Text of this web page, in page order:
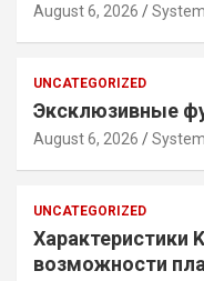
August 6, 2026
UNCATEGORIZED
Эксклюзивные
August 6, 2026
UNCATEGORIZED
Характеристики
возможности